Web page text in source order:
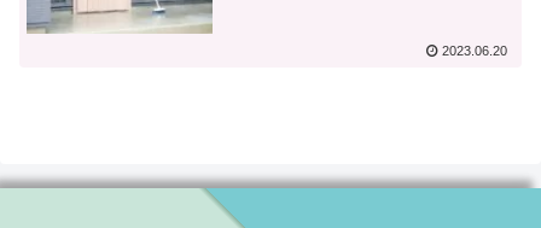
2023.06.20